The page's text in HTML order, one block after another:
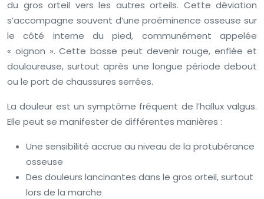
du gros orteil vers les autres orteils. Cette déviation
s’accompagne souvent d’une proéminence osseuse sur
le côté interne du pied, communément appelée
« oignon ». Cette bosse peut devenir rouge, enflée et
douloureuse, surtout après une longue période debout
ou le port de chaussures serrées.
La douleur est un symptôme fréquent de l’hallux valgus.
Elle peut se manifester de différentes manières :
Une sensibilité accrue au niveau de la protubérance
osseuse
Des douleurs lancinantes dans le gros orteil, surtout
lors de la marche